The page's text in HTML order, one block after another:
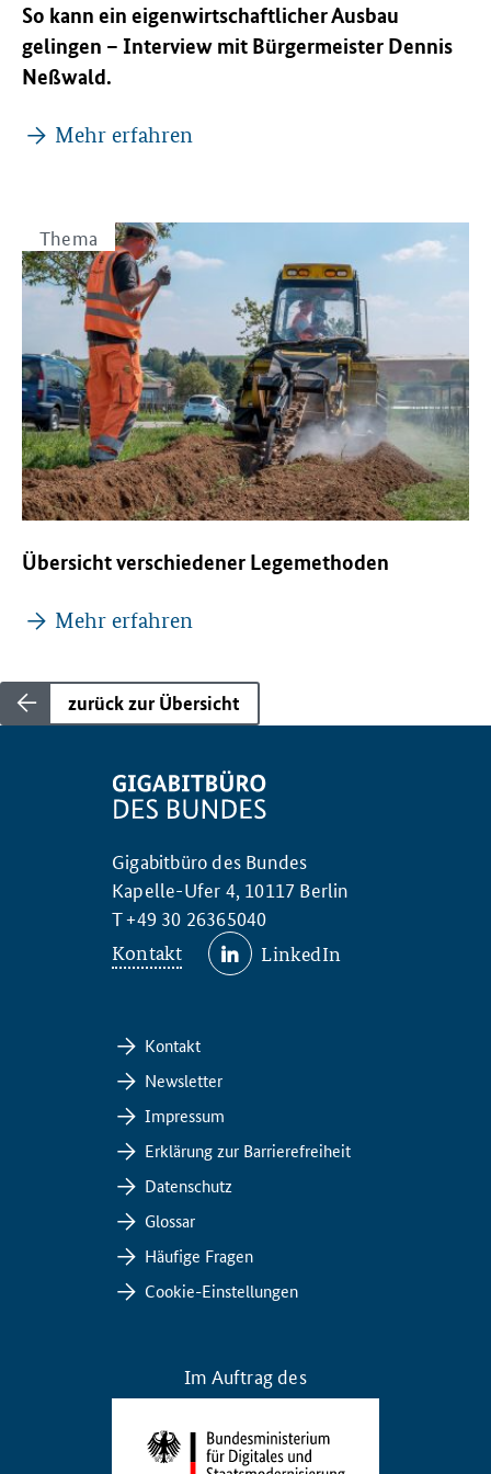
So kann ein eigenwirtschaftlicher Ausbau
gelingen – Interview mit Bürgermeister Dennis
Neßwald.
Mehr erfahren
Thema
Übersicht verschiedener Legemethoden
Mehr erfahren
zurück zur Übersicht
Gigabitbüro des Bundes
Kapelle-Ufer 4, 10117 Berlin
T +49 30 26365040
Kontakt LinkedIn
Kontakt
Newsletter
Impressum
Erklärung zur Barrierefreiheit
Datenschutz
Glossar
Häufige Fragen
Cookie-Einstellungen
Im Auftrag des